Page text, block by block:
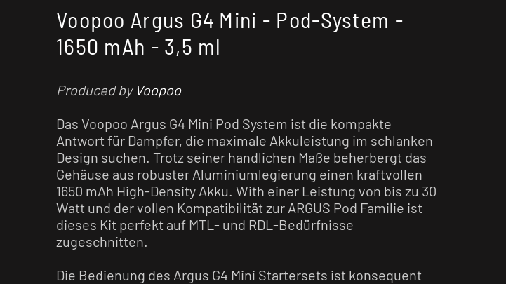
Voopoo Argus G4 Mini - Pod-System -
1650 mAh - 3,5 ml
Produced by Voopoo
Das Voopoo Argus G4 Mini Pod System ist die kompakte
Antwort für Dampfer, die maximale Akkuleistung im schlanken
Design suchen. Trotz seiner handlichen Maße beherbergt das
Gehäuse aus robuster Aluminiumlegierung einen kraftvollen
1650 mAh High-Density Akku. With einer Leistung von bis zu 30
Watt und der vollen Kompatibilität zur ARGUS Pod Familie ist
dieses Kit perfekt auf MTL- und RDL-Bedürfnisse
zugeschnitten.
Die Bedienung des Argus G4 Mini Startersets ist konsequent